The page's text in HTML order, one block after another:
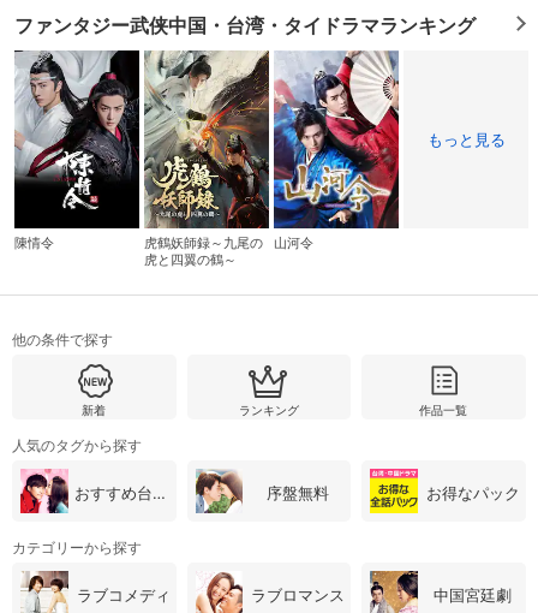
会員設定 会員情報
会員情報変更
基本情報、本人連絡先、パスワード 、クレ
ジットカード情報の変更が可能です。
決済方法の変更が可能です。
購入明細
Myクーポン
レンタル、購入、定額見放題の購入履歴の
お気に入り
お気に入りに登録した作品を確認できま
す。お気に入りに追加した作品の削除も可
ファンタジー武侠中国・台湾・タイドラマランキング
陳情令
虎鶴妖師録～九尾の
虎と四翼の鶴～
山河令
もっと見る
他の条件で探す
新着 ランキング 作品一覧
人気のタグから探す
おすすめ台湾・中国ドラマ 序盤無料 お得なパック
カテゴリーから探す
ラブコメディ ラブロマンス 中国宮廷劇